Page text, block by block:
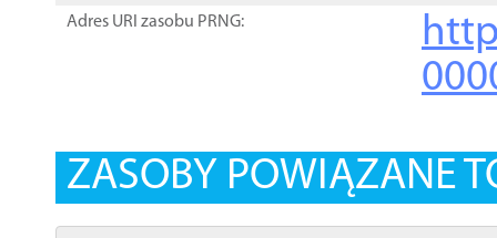
Adres URI zasobu PRNG:
ZASOBY POWIĄZANE